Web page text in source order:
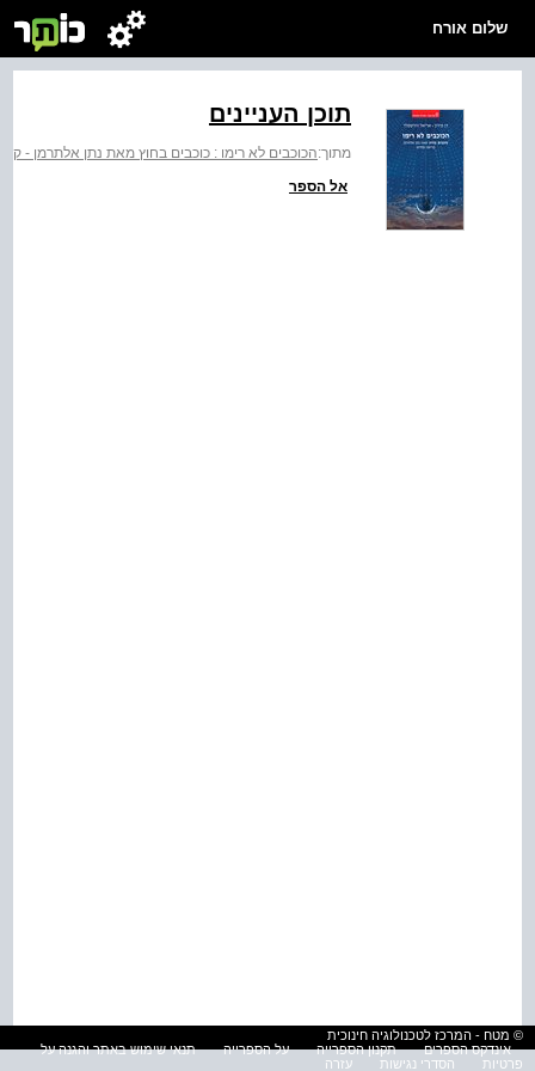
שלום אורח
תוכן העניינים
מתוך:הכוכבים לא רימו : כוכבים בחוץ מאת נתן אלתרמן -
אל הספר
© מטח - המרכז לטכנולוגיה חינוכית
אינדקס הספרים
תקנון הספרייה על הספרייה
תנאי שימוש באתר והגנה על
פרטיות
הסדרי נגישות עזרה